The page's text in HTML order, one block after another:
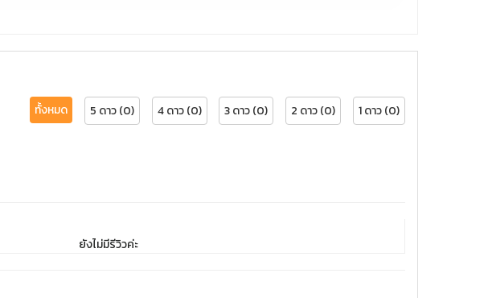
ทั้งหมด 5 ดาว (0) 4 ดาว (0) 3 ดาว (0) 2 ดาว (0) 1 ดาว (0)
ยังไม่มีรีวิวค่ะ